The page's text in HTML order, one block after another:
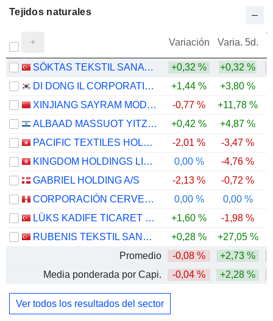
Tejidos naturales
Variación Varia. 5d.
SÖKTAS TEKSTIL SANAYI VE TICARET +0,32 % +0,32 %
DI DONG IL CORPORATION
+1,44 % +3,80 %
XINJIANG SAYRAM MODERN AGRICULTURE CO., LTD
-0,77 % +11,78 %
ALBAAD MASSUOT YITZHAK LTD
+0,42 % +4,87 %
PACIFIC TEXTILES HOLDINGS LIMITED
-2,01 % -3,47 %
KINGDOM HOLDINGS LIMITED
0,00 % -4,76 %
GABRIEL HOLDING A/S
-2,13 % -0,72 %
CORPORACIÓN CERVESUR S.A.A.
0,00 % 0,00 %
LÜKS KADIFE TICARET VE SANAYI
+1,60 % -1,98 %
RUBENIS TEKSTIL SANAYI TICARET
+0,28 % +27,05 %
Promedio
-0,08 % +2,73 %
Media ponderada por Capi.
-0,04 % +2,28 %
Ver todos los resultados del sector